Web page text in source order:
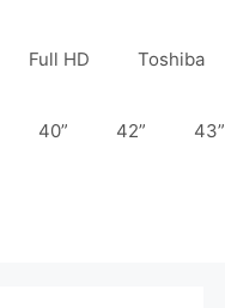
Full HD Toshiba
40” 42” 43”